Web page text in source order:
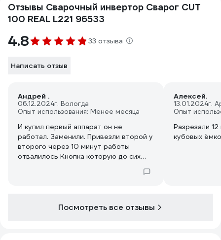
Отзывы Сварочный инвертор Сварог CUT
100 REAL L221 96533
4.8 33 отзыва
Написать отзыв
Андрей .
06.12.2024г. Вологда
Опыт использования: Менее месяца
И купил первый аппарат он не
работал. Заменили. Привезли второй у
второго через 10 минут работы
отвалилось Кнопка которую до сих
звонит хотя документы все отправил
Алексей.
13.01.2024г.
Опыт
Разрезали
кубовых
Посмотреть все отзывы